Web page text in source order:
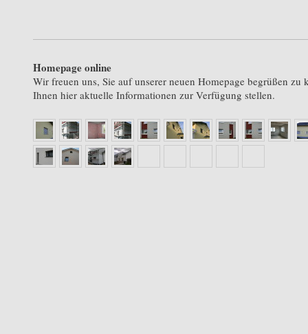
Homepage online
Wir freuen uns, Sie auf unserer neuen Homepage begrüßen
Ihnen hier aktuelle Informationen zur Verfügung stellen.